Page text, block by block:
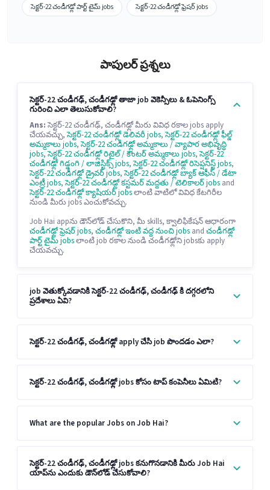
సెక్టర్-22 చండీగఢ్లో పార్ట్ టైమ్ jobs సెక్టర్-22 చండీగఢ్లో ఫ్రెషర్ jobs
పాపులర్ ప్రశ్నలు
సెక్టర్-22 చండీగఢ్, చండీగఢ్లో తాజా job వెకెన్సీలు & ఓపెనింగ్స్
గురించి ఎలా తెలుసుకోవాలి?
Ans:సెక్టర్-22 చండీగఢ్, చండీగఢ్లో మీరు వివిధ రకాల jobs apply
చేయవచ్చు,సెక్టర్-22 చండీగఢ్లో డెలివరీ jobs,సెక్టర్-22 చండీగఢ్లో ఫీల్డ్
అమ్మకాలు jobs,సెక్టర్-22 చండీగఢ్లో అమ్మకాలు / వ్యాపార అభివృద్ధి
jobs,సెక్టర్-22 చండీగఢ్లో రిటైల్ / కౌంటర్ అమ్మకాలు jobs,సెక్టర్-22
చండీగఢ్లో గిడ్డంగి / లాజిస్టిక్స్ jobs,సెక్టర్-22 చండీగఢ్లో రిసెప్షనిస్ట్ jobs,
సెక్టర్-22 చండీగఢ్లో డ్రైవర్ jobs,సెక్టర్-22 చండీగఢ్లో బ్యాక్ ఆఫీస్ / డేటా
ఎంట్రీ jobs,సెక్టర్-22 చండీగఢ్లో కస్టమర్ మద్దతు / టెలికాలర్ jobs and
సెక్టర్-22 చండీగఢ్లో క్యాషియర్ jobsలాంటి వాటిలో వివిధ కేటగిరీల
నుండి మీరు jobs ఎంచుకోవచ్చు.
Job Hai appను డౌన్‌లోడ్ చేసుకొని, మీ skills, క్వాలిఫికేషన్ ఆధారంగా
చండీగఢ్లో ఫ్రెషర్ jobs, చండీగఢ్లో ఇంటి వద్ద నుంచి jobs and చండీగఢ్లో
పార్ట్ టైమ్ jobsలాంటి job రకాల నుండి చండీగఢ్లోని jobsకు apply
చేయవచ్చు.
job వెతుక్కోవడానికి సెక్టర్-22 చండీగఢ్, చండీగఢ్ కి దగ్గరలోని
ప్రదేశాలు ఏవి?
సెక్టర్-22 చండీగఢ్, చండీగఢ్లో apply చేసి job పొందడం ఎలా?
సెక్టర్-22 చండీగఢ్, చండీగఢ్లో jobs కోసం టాప్ కంపెనీలు ఏమిటి?
What are the popular Jobs on Job Hai?
సెక్టర్-22 చండీగఢ్, చండీగఢ్లో jobs కనుగొనడానికి మీరు Job Hai
యాప్‌ను ఎందుకు డౌన్‌లోడ్ చేసుకోవాలి?